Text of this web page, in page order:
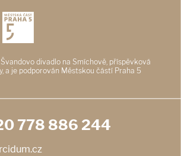
divadlo na Smíchově, příspěvková
a je podporován Městskou částí Praha 5
778 886 244